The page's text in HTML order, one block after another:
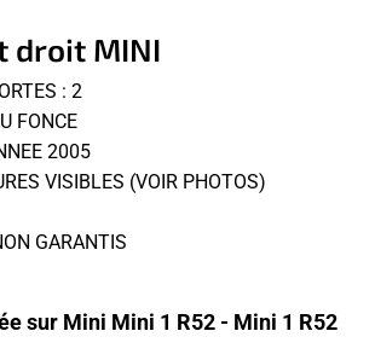
droit MINI
: 2
FONCE
2005
VISIBLES (VOIR PHOTOS)
GARANTIS
sur Mini Mini 1 R52 - Mini 1 R52